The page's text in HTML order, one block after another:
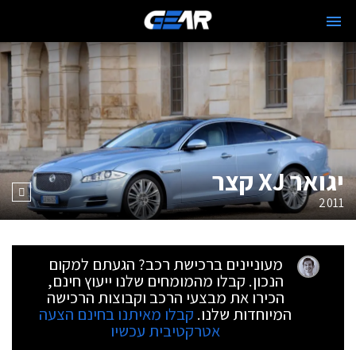
יגואר XJ קצר
2011
מעוניינים ברכישת רכב? הגעתם למקום
הנכון. קבלו מהמומחים שלנו ייעוץ חינם,
הכירו את מבצעי הרכב וקבוצות הרכישה
המיוחדות שלנו. קבלו מאיתנו בחינם הצעה
אטרקטיבית עכשיו